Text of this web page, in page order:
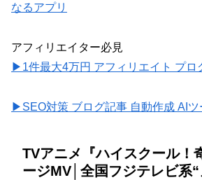
なるアプリ
アフィリエイター必見
▶1件最大4万円 アフィリエイト プロ
▶SEO対策 ブログ記事 自動作成 AIツ
TVアニメ『ハイスクール！
ージMV│全国フジテレビ系